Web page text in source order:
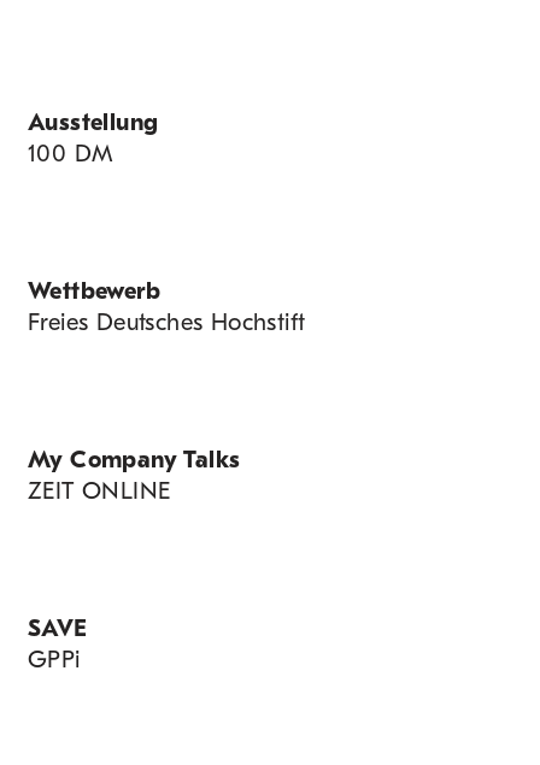
Ausstellung
100 DM
Wettbewerb
Freies Deutsches Hochstift
My Company Talks
ZEIT ONLINE
SAVE
GPPi